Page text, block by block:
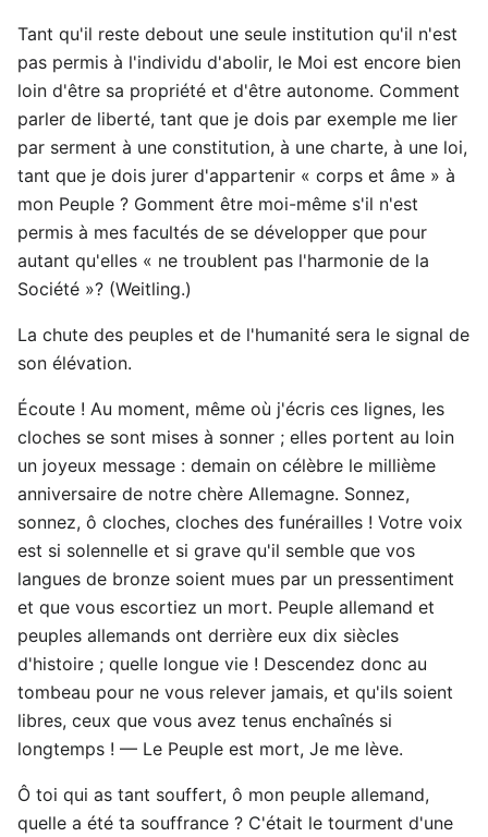
Tant qu'il reste debout une seule institution qu'il n'est
pas permis à l'individu d'abolir, le Moi est encore bien
loin d'être sa propriété et d'être autonome. Comment
parler de liberté, tant que je dois par exemple me lier
par serment à une constitution, à une charte, à une loi,
tant que je dois jurer d'appartenir « corps et âme » à
mon Peuple ? Gomment être moi-même s'il n'est
permis à mes facultés de se développer que pour
autant qu'elles « ne troublent pas l'harmonie de la
Société »? (Weitling.)
La chute des peuples et de l'humanité sera le signal de
son élévation.
Écoute ! Au moment, même où j'écris ces lignes, les
cloches se sont mises à sonner ; elles portent au loin
un joyeux message : demain on célèbre le millième
anniversaire de notre chère Allemagne. Sonnez,
sonnez, ô cloches, cloches des funérailles ! Votre voix
est si solennelle et si grave qu'il semble que vos
langues de bronze soient mues par un pressentiment
et que vous escortiez un mort. Peuple allemand et
peuples allemands ont derrière eux dix siècles
d'histoire ; quelle longue vie ! Descendez donc au
tombeau pour ne vous relever jamais, et qu'ils soient
libres, ceux que vous avez tenus enchaînés si
longtemps ! — Le Peuple est mort, Je me lève.
Ô toi qui as tant souffert, ô mon peuple allemand,
quelle a été ta souffrance ? C'était le tourment d'une